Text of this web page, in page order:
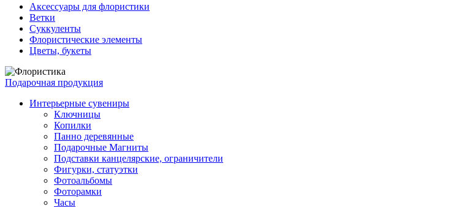
Аксессуары для флористики
Ветки
Суккуленты
Флористические элементы
Цветы, букеты
Подарочная продукция
Интерьерные сувениры
Ключницы
Копилки
Панно деревянные
Подарочные Магниты
Подставки канцелярские, ограничители
Фигурки, статуэтки
Фотоальбомы
Фоторамки
Часы